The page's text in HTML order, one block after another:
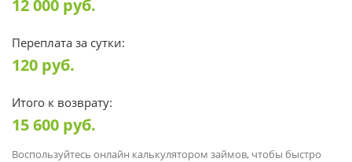
12 000 руб.
Переплата за сутки:
120 руб.
Итого к возврату:
15 600 руб.
Воспользуйтесь онлайн калькулятором займов, чтобы быстро